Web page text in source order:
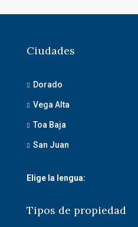
Ciudades
Dorado
Vega Alta
Toa Baja
San Juan
Elige la lengua:
Tipos de propiedad